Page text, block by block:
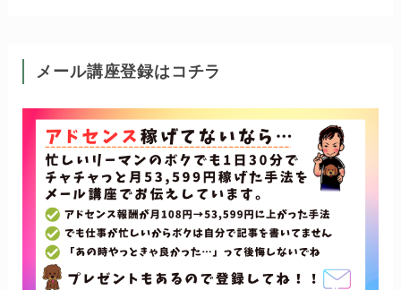
メール講座登録はコチラ